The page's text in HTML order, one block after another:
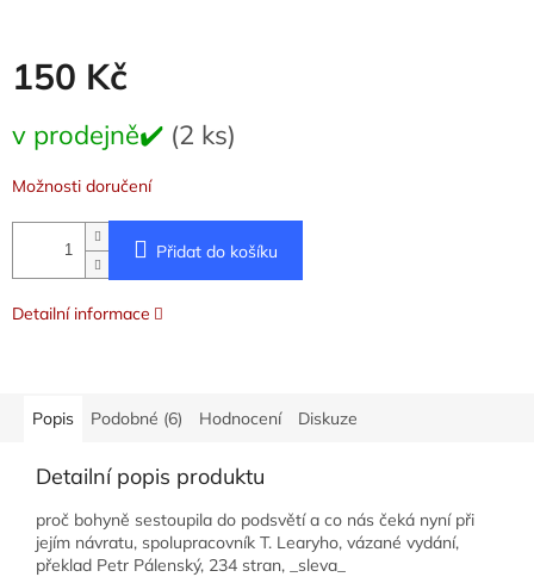
150 Kč
cena:
v prodejně✔️ (2 ks)
Možnosti doručení
Přidat do košíku
Detailní informace
Popis Podobné (6) Hodnocení Diskuze
Detailní popis produktu
proč bohyně sestoupila do podsvětí a co nás čeká nyní při
jejím návratu, spolupracovník T. Learyho, vázané vydání,
překlad Petr Pálenský, 234 stran, _sleva_